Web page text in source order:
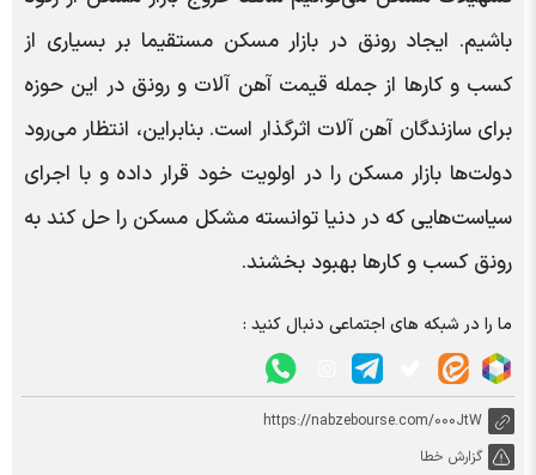
باشیم. ایجاد رونق در بازار مسکن مستقیما بر بسیاری از
کسب و کارها از جمله قیمت آهن آلات و رونق در این حوزه
برای سازندگان آهن آلات اثرگذار است. بنابراین، انتظار می‌رود
دولت‌ها بازار مسکن را در اولویت خود قرار داده و با اجرای
سیاست‌هایی که در دنیا توانسته مشکل مسکن را حل کند به
رونق کسب و کارها بهبود بخشند.
ما را در شبکه های اجتماعی دنبال کنید :
https://nabzebourse.com/000JtW
گزارش خطا